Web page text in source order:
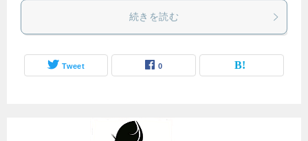
続きを読む
Tweet 0